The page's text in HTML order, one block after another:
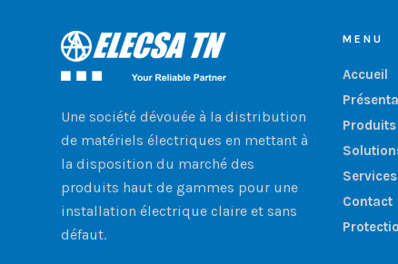
Une société dévouée à la distribution
de matériels électriques en mettant à
la disposition du marché des
produits haut de gammes pour une
installation électrique claire et sans
défaut.
MENU
Accueil
Produits
Services
Contact